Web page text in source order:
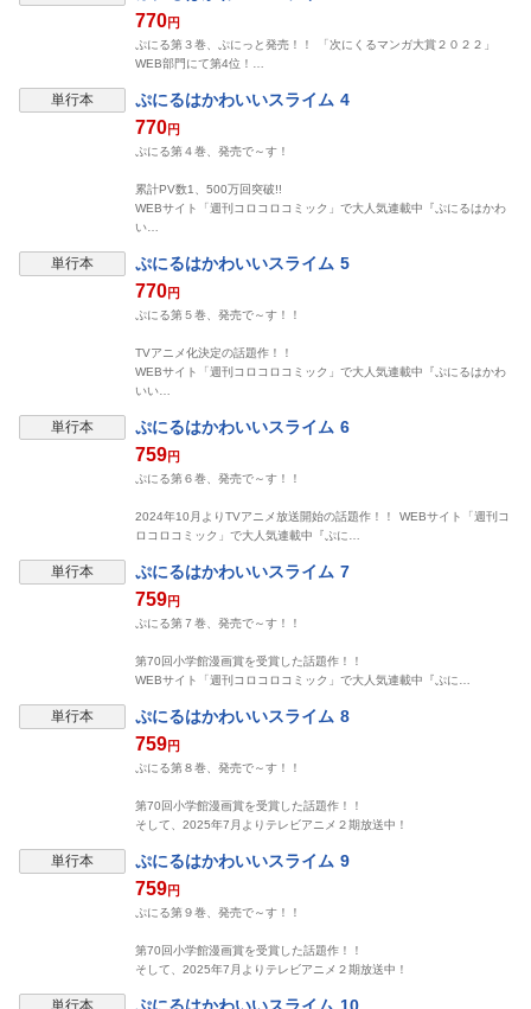
770円
ぷにる第３巻、ぷにっと発売！！ 「次にくるマンガ大賞２０２２」
WEB部門にて第4位！…
単行本 ぷにるはかわいいスライム 4
770円
ぷにる第４巻、発売で～す！
累計PV数1、500万回突破!!
WEBサイト「週刊コロコロコミック」で大人気連載中『ぷにるはかわ
い…
単行本 ぷにるはかわいいスライム 5
770円
ぷにる第５巻、発売で～す！！
TVアニメ化決定の話題作！！
WEBサイト「週刊コロコロコミック」で大人気連載中『ぷにるはかわ
いい…
単行本 ぷにるはかわいいスライム 6
759円
ぷにる第６巻、発売で～す！！
2024年10月よりTVアニメ放送開始の話題作！！ WEBサイト「週刊コ
ロコロコミック」で大人気連載中『ぷに…
単行本 ぷにるはかわいいスライム 7
759円
ぷにる第７巻、発売で～す！！
第70回小学館漫画賞を受賞した話題作！！
WEBサイト「週刊コロコロコミック」で大人気連載中『ぷに…
単行本 ぷにるはかわいいスライム 8
759円
ぷにる第８巻、発売で～す！！
第70回小学館漫画賞を受賞した話題作！！
そして、2025年7月よりテレビアニメ２期放送中！
単行本 ぷにるはかわいいスライム 9
759円
ぷにる第９巻、発売で～す！！
第70回小学館漫画賞を受賞した話題作！！
そして、2025年7月よりテレビアニメ２期放送中！
単行本